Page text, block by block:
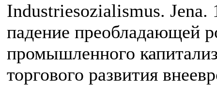
Industriesozialismus. Jena.
падение преобладающей
промышленного
торгового развития